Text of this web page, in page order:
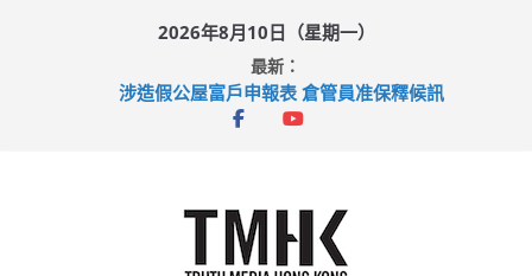
2026年8月10日（星期一）
最新：
涉造假公屋富戶申報表 倉管員准保釋候訊